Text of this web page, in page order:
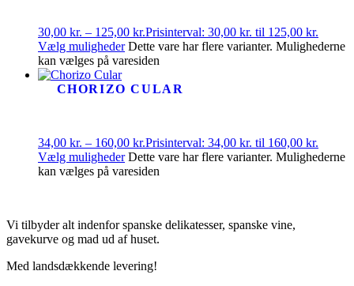
30,00 kr. – 125,00 kr.Prisinterval: 30,00 kr. til 125,00 kr.
Vælg muligheder Dette vare har flere varianter. Mulighederne
kan vælges på varesiden
CHORIZO CULAR
34,00 kr. – 160,00 kr.Prisinterval: 34,00 kr. til 160,00 kr.
Vælg muligheder Dette vare har flere varianter. Mulighederne
kan vælges på varesiden
Vi tilbyder alt indenfor spanske delikatesser, spanske vine,
gavekurve og mad ud af huset.
Med landsdækkende levering!